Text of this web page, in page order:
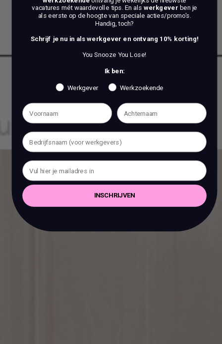
vacatures mét waardevolle tips. En als werkgever ben je
als eerste op de hoogte van speciale acties/promo's.
Handig, toch?
Schrijf je nu in als werkgever en ontvang 10% korting!
You Snooze You Lose!
Ik ben:
Werkgever Werkzoekende
INSCHRIJVEN